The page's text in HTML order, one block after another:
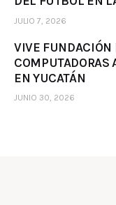
JULIO 7, 2026
VIVE FUNDACIÓN
COMPUTADORAS
EN YUCATÁN
JUNIO 30, 2026